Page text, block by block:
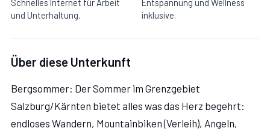
Schnelles Internet für Arbeit
und Unterhaltung.
Entspannung und Wellness
inklusive.
Über diese Unterkunft
Bergsommer: Der Sommer im Grenzgebiet
Salzburg/Kärnten bietet alles was das Herz begehrt:
endloses Wandern, Mountainbiken (Verleih), Angeln,